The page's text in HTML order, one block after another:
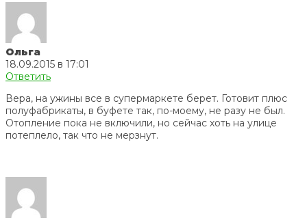
Ольга
18.09.2015 в 17:01
Ответить
Вера, на ужины все в супермаркете берет. Готовит плюс
полуфабрикаты, в буфете так, по-моему, не разу не был.
Отопление пока не включили, но сейчас хоть на улице
потеплело, так что не мерзнут.